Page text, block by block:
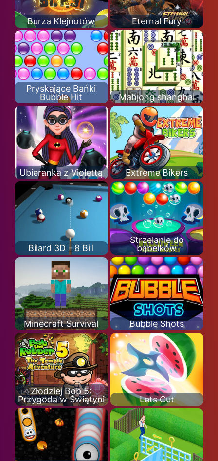
Burza Klejnotów Eternal Fury
Pryskające Bańki
Bubble Hit
Mahjong shanghai
Ubieranka z Violettą Extreme Bikers
Bilard 3D - 8 Bill
Strzelanie do
bąbelków
Minecraft Survival Bubble Shots
Złodziej Bob 5:
Przygoda w Świątyni
Lets Cut